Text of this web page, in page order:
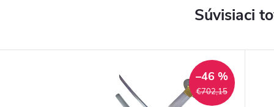
Súvisiaci
€702,15
–46 %